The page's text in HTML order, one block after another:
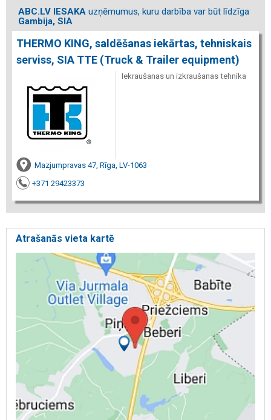
ABC.LV IESAKA uzņēmumus, kuru darbība var būt līdzīga
Gambija, SIA
THERMO KING, saldēšanas iekārtas, tehniskais
serviss, SIA TTE (Truck & Trailer equipment)
Iekraušanas un izkraušanas tehnika
Mazjumpravas 47, Rīga, LV-1063
+371 29423373
Atrašanās vieta kartē